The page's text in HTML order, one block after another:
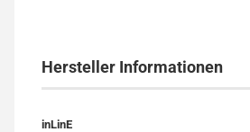
Hersteller Informationen
inLinE